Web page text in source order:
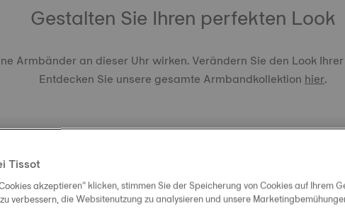
Gestalten Sie Ihren perfekten Look
Armbänder an dieser Uhr wirken. Verändern Sie den Look
Entdecken Sie unsere gesamte Armbandkollektionhier.
Tissot
akzeptieren“ klicken, stimmen Sie der Speicherung von Cookies auf Ihrem
verbessern, die Websitenutzung zu analysieren und unsere